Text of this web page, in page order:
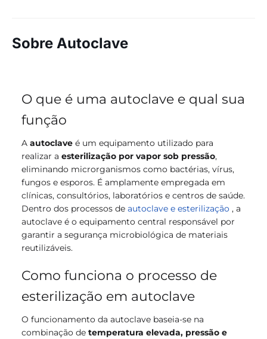
Sobre Autoclave
O que é uma autoclave e qual sua
função
A autoclave é um equipamento utilizado para
realizar a esterilização por vapor sob pressão,
eliminando microrganismos como bactérias, vírus,
fungos e esporos. É amplamente empregada em
clínicas, consultórios, laboratórios e centros de saúde.
Dentro dos processos de autoclave e esterilização , a
autoclave é o equipamento central responsável por
garantir a segurança microbiológica de materiais
reutilizáveis.
Como funciona o processo de
esterilização em autoclave
O funcionamento da autoclave baseia-se na
combinação de temperatura elevada, pressão e